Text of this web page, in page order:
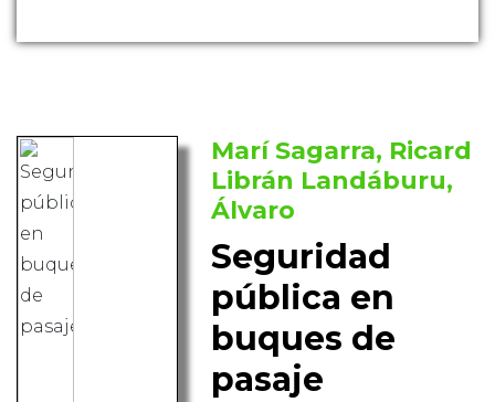
Marí Sagarra, Ricard
Librán Landáburu,
Álvaro
Seguridad
pública en
buques de
pasaje